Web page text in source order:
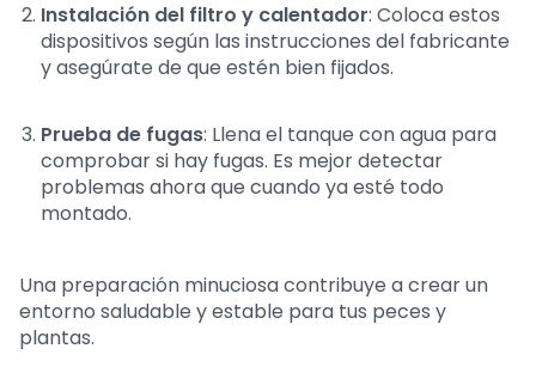
Instalación del filtro y calentador: Coloca estos
dispositivos según las instrucciones del fabricante
y asegúrate de que estén bien fijados.
Prueba de fugas: Llena el tanque con agua para
comprobar si hay fugas. Es mejor detectar
problemas ahora que cuando ya esté todo
montado.
Una preparación minuciosa contribuye a crear un
entorno saludable y estable para tus peces y
plantas.